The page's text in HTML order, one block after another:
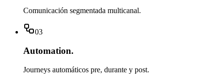
Comunicación segmentada multicanal.
03
Automation.
Journeys automáticos pre, durante y post.